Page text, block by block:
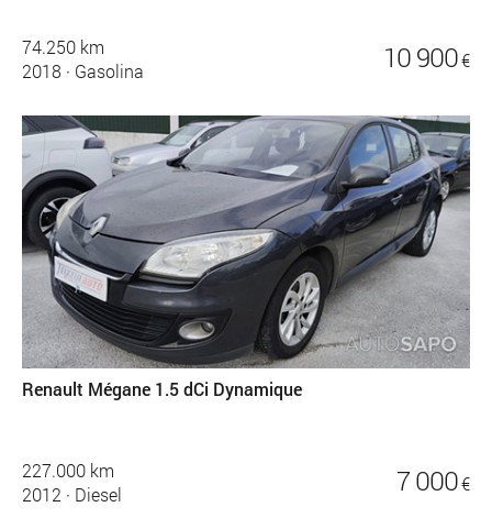
74.250 km
2018 · Gasolina 10 900 €
Renault Mégane 1.5 dCi Dynamique
227.000 km
2012 · Diesel 7 000 €